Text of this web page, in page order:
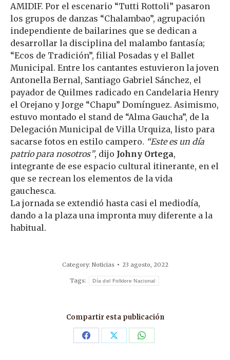
AMIDIF. Por el escenario “Tutti Rottoli” pasaron
los grupos de danzas “Chalambao”, agrupación
independiente de bailarines que se dedican a
desarrollar la disciplina del malambo fantasía;
“Ecos de Tradición”, filial Posadas y el Ballet
Municipal. Entre los cantantes estuvieron la joven
Antonella Bernal, Santiago Gabriel Sánchez, el
payador de Quilmes radicado en Candelaria Henry
el Orejano y Jorge “Chapu” Domínguez. Asimismo,
estuvo montado el stand de “Alma Gaucha”, de la
Delegación Municipal de Villa Urquiza, listo para
sacarse fotos en estilo campero. “Este es un día
patrio para nosotros”, dijo Johny Ortega,
integrante de ese espacio cultural itinerante, en el
que se recrean los elementos de la vida
gauchesca.
La jornada se extendió hasta casi el mediodía,
dando a la plaza una impronta muy diferente a la
habitual.
Category: Noticias 23 agosto, 2022
Tags: Día del Folklore Nacional
Compartir esta publicación
Share Share Share